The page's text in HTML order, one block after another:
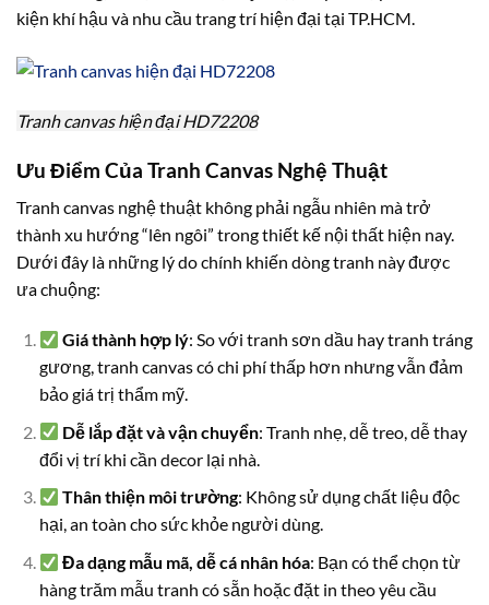
kiện khí hậu và nhu cầu trang trí hiện đại tại TP.HCM.
Tranh canvas hiện đại HD72208
Ưu Điểm Của Tranh Canvas Nghệ Thuật
Tranh canvas nghệ thuật không phải ngẫu nhiên mà trở
thành xu hướng “lên ngôi” trong thiết kế nội thất hiện nay.
Dưới đây là những lý do chính khiến dòng tranh này được
ưa chuộng:
Giá thành hợp lý: So với tranh sơn dầu hay tranh tráng
gương, tranh canvas có chi phí thấp hơn nhưng vẫn đảm
bảo giá trị thẩm mỹ.
Dễ lắp đặt và vận chuyển: Tranh nhẹ, dễ treo, dễ thay
đổi vị trí khi cần decor lại nhà.
Thân thiện môi trường: Không sử dụng chất liệu độc
hại, an toàn cho sức khỏe người dùng.
Đa dạng mẫu mã, dễ cá nhân hóa: Bạn có thể chọn từ
hàng trăm mẫu tranh có sẵn hoặc đặt in theo yêu cầu